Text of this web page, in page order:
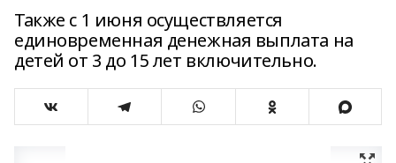
Также с 1 июня осуществляется
единовременная денежная выплата на
детей от 3 до 15 лет включительно.